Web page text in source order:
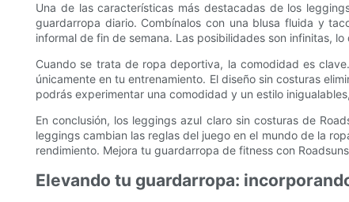
Una de las características más destacadas de los
guardarropa diario. Combínalos con una blusa fluida y
informal de fin de semana. Las posibilidades son infinitas,
Cuando se trata de ropa deportiva, la comodidad es
únicamente en tu entrenamiento. El diseño sin costuras
podrás experimentar una comodidad y un estilo
En conclusión, los leggings azul claro sin costuras de
leggings cambian las reglas del juego en el mundo de la
rendimiento. Mejora tu guardarropa de fitness con
Elevando tu guardarropa: